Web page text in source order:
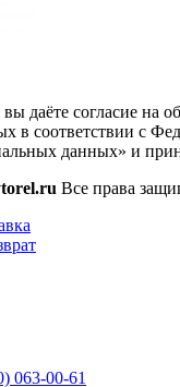
даёте согласие на
в соответствии с
данных» и
Все права
063-00-61